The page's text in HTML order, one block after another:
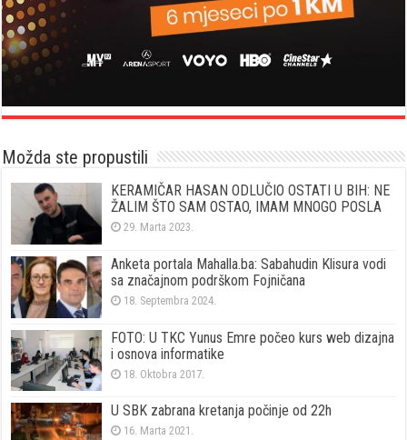
Možda ste propustili
KERAMIČAR HASAN ODLUČIO OSTATI U BIH: NE
ŽALIM ŠTO SAM OSTAO, IMAM MNOGO POSLA
29. Marta 2023.
Anketa portala Mahalla.ba: Sabahudin Klisura vodi
sa značajnom podrškom Fojničana
18. Septembra 2024.
FOTO: U TKC Yunus Emre počeo kurs web dizajna
i osnova informatike
18. Oktobra 2017.
U SBK zabrana kretanja počinje od 22h
16. Marta 2021.